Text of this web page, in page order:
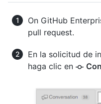
On GitHub
pull request.
En la solicitud de
haga clic en